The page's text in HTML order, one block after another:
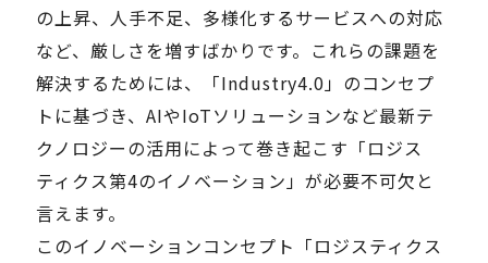
の上昇、人手不足、多様化するサービスへの対応
など、厳しさを増すばかりです。これらの課題を
解決するためには、「Industry4.0」のコンセプ
トに基づき、AIやIoTソリューションなど最新テ
クノロジーの活用によって巻き起こす「ロジス
ティクス第4のイノベーション」が必要不可欠と
言えます。
このイノベーションコンセプト「ロジスティクス